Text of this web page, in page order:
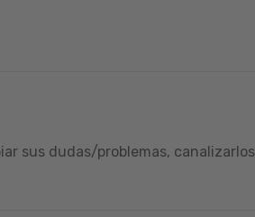
sus dudas/problemas,